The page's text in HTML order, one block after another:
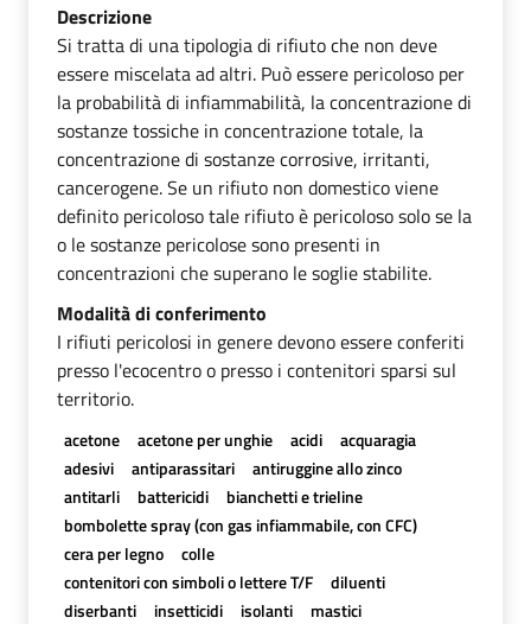
Descrizione
Si tratta di una tipologia di rifiuto che non deve
essere miscelata ad altri. Può essere pericoloso per
la probabilità di infiammabilità, la concentrazione di
sostanze tossiche in concentrazione totale, la
concentrazione di sostanze corrosive, irritanti,
cancerogene. Se un rifiuto non domestico viene
definito pericoloso tale rifiuto è pericoloso solo se la
o le sostanze pericolose sono presenti in
concentrazioni che superano le soglie stabilite.
Modalità di conferimento
I rifiuti pericolosi in genere devono essere conferiti
presso l'ecocentro o presso i contenitori sparsi sul
territorio.
acetone acetone per unghie acidi
acquaragia
adesivi
antiparassitari
antiruggine allo zinco
antitarli
battericidi
bianchetti e trieline
bombolette spray (con gas infiammabile, con CFC)
cera per legno
colle
contenitori con simboli o lettere T/F
diluenti
diserbanti
insetticidi isolanti
mastici